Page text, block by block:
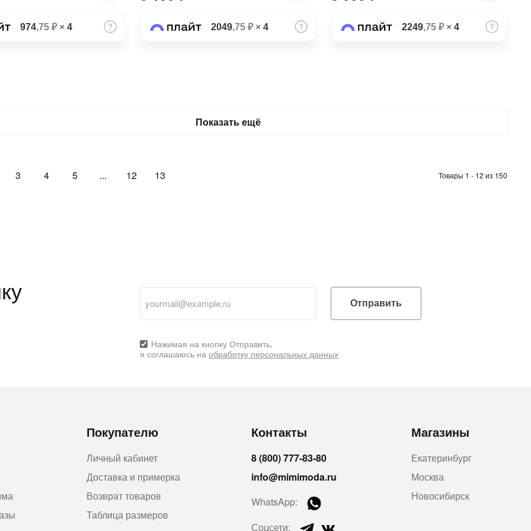
974,75 ₽× 4 2049,75 ₽× 4 2249,75 ₽× 4
Показать ещё
Товары 1 - 12 из 150
3 4 5 ... 12 13
Отправить
Нажимая на кнопку Отправить,
я соглашаюсь на обработку персональных данных
Покупателю
Личный кабинет
Доставка и примерка
Возврат товаров
Таблица размеров
Контакты
8 (800) 777-83-80
info@mimimoda.ru
WhatsApp:
Соцсети:
Магазины
Екатеринбург
Москва
Новосибирск